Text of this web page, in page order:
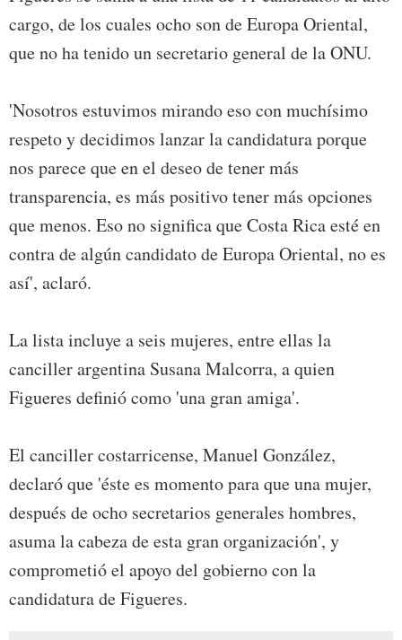
cargo, de los cuales ocho son de Europa Oriental,
que no ha tenido un secretario general de la ONU.
'Nosotros estuvimos mirando eso con muchísimo
respeto y decidimos lanzar la candidatura porque
nos parece que en el deseo de tener más
transparencia, es más positivo tener más opciones
que menos. Eso no significa que Costa Rica esté en
contra de algún candidato de Europa Oriental, no es
así', aclaró.
La lista incluye a seis mujeres, entre ellas la
canciller argentina Susana Malcorra, a quien
Figueres definió como 'una gran amiga'.
El canciller costarricense, Manuel González,
declaró que 'éste es momento para que una mujer,
después de ocho secretarios generales hombres,
asuma la cabeza de esta gran organización', y
comprometió el apoyo del gobierno con la
candidatura de Figueres.